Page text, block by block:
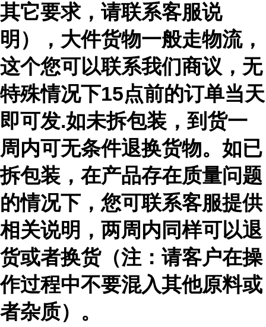
其它要求，请联系客服说
明），大件货物一般走物流，
这个您可以联系我们商议，无
特殊情况下15点前的订单当天
即可发.如未拆包装，到货一
周内可无条件退换货物。如已
拆包装，在产品存在质量问题
的情况下，您可联系客服提供
相关说明，两周内同样可以退
货或者换货（注：请客户在操
作过程中不要混入其他原料或
者杂质）。